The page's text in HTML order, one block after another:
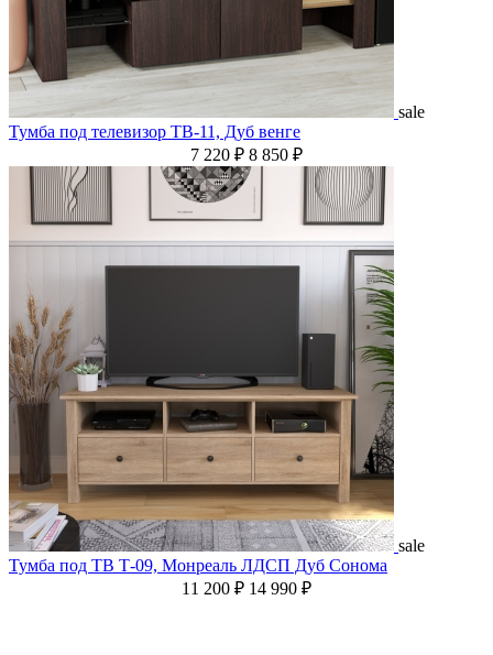
sale
Тумба под телевизор ТВ-11, Дуб венге
7 220 ₽ 8 850 ₽
sale
Тумба под ТВ Т-09, Монреаль ЛДСП Дуб Сонома
11 200 ₽ 14 990 ₽